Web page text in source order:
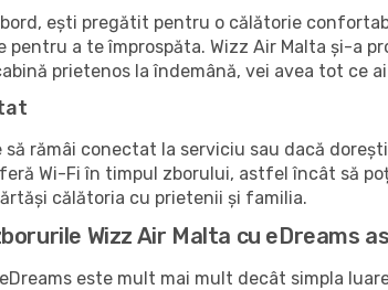
ești pregătit pentru o călătorie
pentru a te împrospăta. Wizz Air Malta și-a
prietenos la îndemână, vei avea tot ce
să rămâi conectat la serviciu sau dacă
Wi-Fi în timpul zborului, astfel încât să
călătoria cu prietenii și familia.
Wizz Air Malta cu eDreams
este mult mai mult decât simpla